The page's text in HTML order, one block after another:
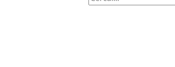
Cercar: